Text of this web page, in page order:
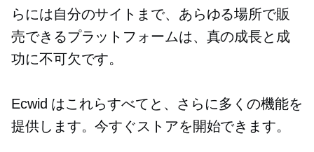
らには自分のサイトまで、あらゆる場所で販
売できるプラットフォームは、真の成長と成
功に不可欠です。
Ecwid はこれらすべてと、さらに多くの機能を
提供します。今すぐストアを開始できます。